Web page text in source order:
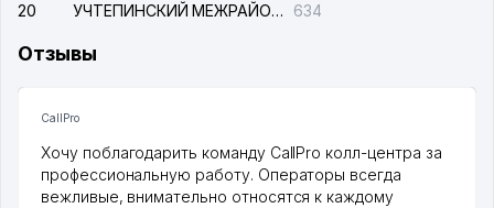
20
УЧТЕПИНСКИЙ МЕЖРАЙОННЫЙ СУД ПО ГРАЖДАНСКИМ ДЕЛАМ 634
Отзывы
CallPro
Хочу поблагодарить команду CallPro колл-центра за
профессиональную работу. Операторы всегда
вежливые, внимательно относятся к каждому